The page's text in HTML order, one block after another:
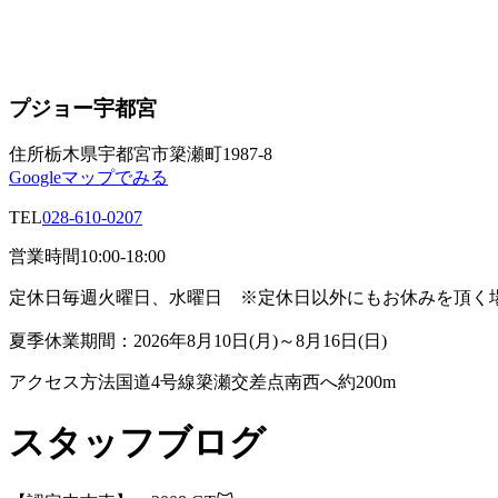
プジョー宇都宮
住所栃木県宇都宮市簗瀬町1987-8
Googleマップでみる
TEL028-610-0207
営業時間10:00-18:00
定休日 毎週火曜日、水曜日 ※定休日以外にもお休みを頂く
夏季休業期間：2026年8月10日(月)～8月16日(日)
アクセス方法国道4号線簗瀬交差点南西へ約200m
スタッフブログ